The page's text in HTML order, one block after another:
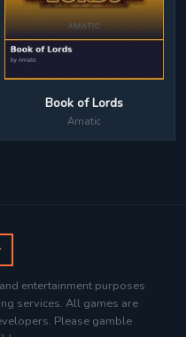
Book of Lords
Amatic
entertainment purposes
services. All games are
Please gamble